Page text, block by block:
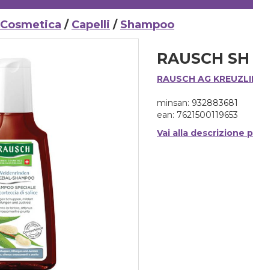
Cosmetica / Capelli / Shampoo
RAUSCH
RAUSCH AG
minsan: 932883681
ean: 7621500119653
Vai alla descrizione